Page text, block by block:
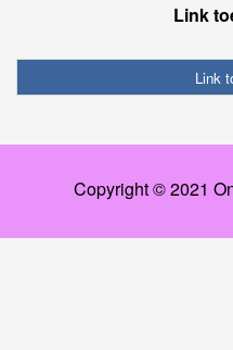
Link
Link
Copyright © 2021